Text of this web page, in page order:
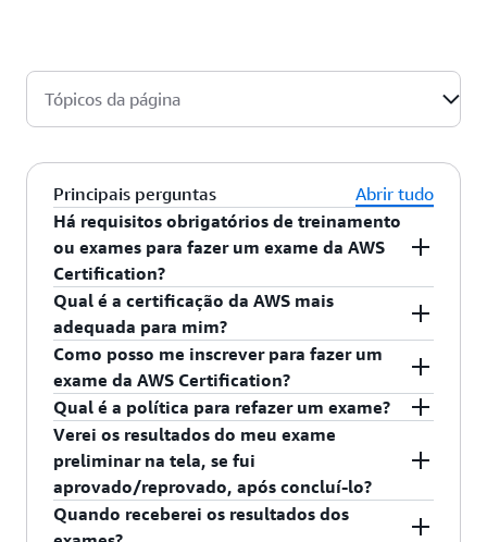
Tópicos da página
Principais perguntas
Abrir tudo
Há requisitos obrigatórios de treinamento
ou exames para fazer um exame da AWS
Certification?
O treinamento é recomendado como parte da
preparação para a certificação, mas não é
obrigatório para obtê-la. Acesse oAWS Skill
Builder para encontrar um plano de aprendizado
adequado para você.
Qual é a certificação da AWS mais
adequada para mim?
Saiba mais sobre cada exame da AWS
Certificationaqui. Para saber mais sobre os
benefícios da AWS Certification, cliqueaqui.
Como posso me inscrever para fazer um
exame da AWS Certification?
Para se inscrever em um exame, faça login em
aws.traininge clique em Certificações na
navegação superior. Em seguida, clique no botão
Conta da AWS Certification e em Agendar novo
exame. Encontre o exame que você deseja fazer e
clique no botão Schedule at Pearson VUE
Qual é a política para refazer um exame?
Se você for reprovado em um exame, deverá
esperar 14 dias corridos antes de se qualificar
para refazer o exame. Não há um limite para as
tentativas de exame. Para cada tentativa de
exame, é necessário pagar a taxa integral de
Verei os resultados do meu exame
preliminar na tela, se fui
aprovado/reprovado, após concluí-lo?
A maioria dos exames de certificação da AWS não
Quando receberei os resultados dos